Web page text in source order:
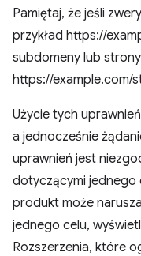
Pamiętaj, że jeśli
przykład https://
subdomeny lub
https://example.com/
Użycie tych
a jednocześnie
uprawnień jest
dotyczącymi jednego
produkt może
jednego celu,
Rozszerzenia, które